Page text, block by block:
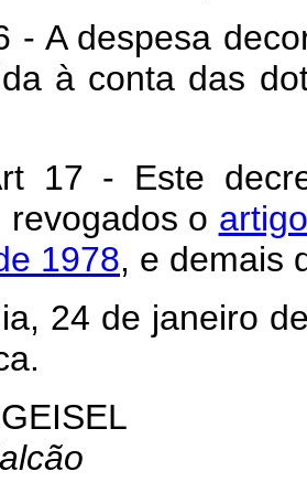
despesa
à conta das
17 - Este
revogados o
1978, e demais
de janeiro de